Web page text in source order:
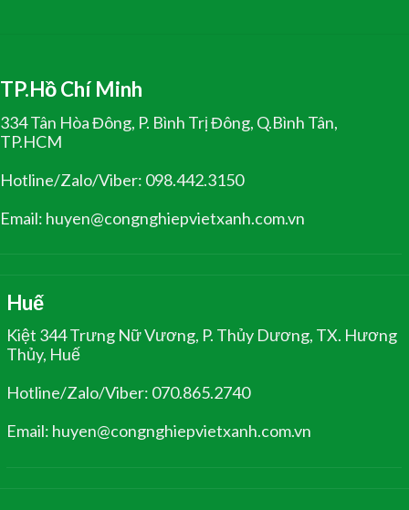
TP.Hồ Chí Minh
334 Tân Hòa Đông, P. Bình Trị Đông, Q.Bình Tân,
TP.HCM
Hotline/Zalo/Viber: 098.442.3150
Email: huyen@congnghiepvietxanh.com.vn
Huế
Kiệt 344 Trưng Nữ Vương, P. Thủy Dương, TX. Hương
Thủy, Huế
Hotline/Zalo/Viber: 070.865.2740
Email: huyen@congnghiepvietxanh.com.vn